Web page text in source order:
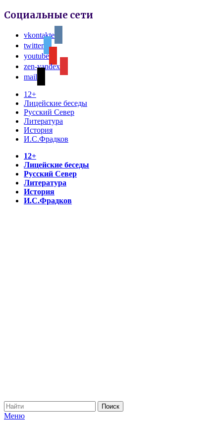
Социальные сети
vkontakte
twitter
youtube
zen-yandex
mail
12+
Лицейские беседы
Русский Север
Литература
История
И.С.Фрадков
12+
Лицейские беседы
Русский Север
Литература
История
И.С.Фрадков
Меню